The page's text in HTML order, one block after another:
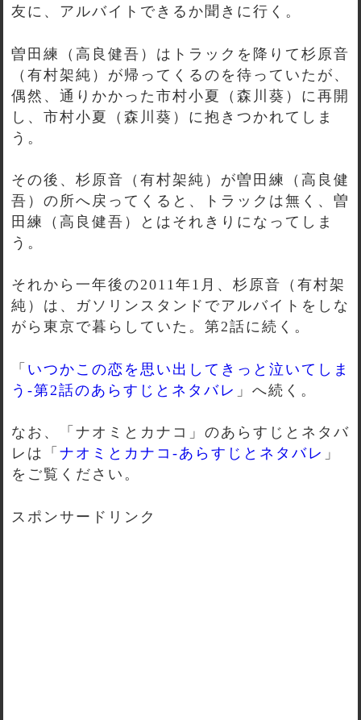
友に、アルバイトできるか聞きに行く。
曽田練（高良健吾）はトラックを降りて杉原音
（有村架純）が帰ってくるのを待っていたが、
偶然、通りかかった市村小夏（森川葵）に再開
し、市村小夏（森川葵）に抱きつかれてしま
う。
その後、杉原音（有村架純）が曽田練（高良健
吾）の所へ戻ってくると、トラックは無く、曽
田練（高良健吾）とはそれきりになってしま
う。
それから一年後の2011年1月、杉原音（有村架
純）は、ガソリンスタンドでアルバイトをしな
がら東京で暮らしていた。第2話に続く。
「 いつかこの恋を思い出してきっと泣いてしま
う-第2話のあらすじとネタバレ 」へ続く。
なお、「ナオミとカナコ」のあらすじとネタバ
レは「 ナオミとカナコ-あらすじとネタバレ 」
をご覧ください。
スポンサードリンク